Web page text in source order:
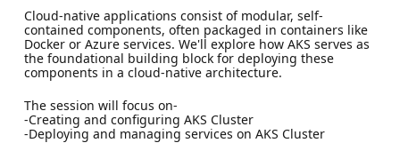
Cloud-native applications consist of modular, self-
contained components, often packaged in containers like
Docker or Azure services. We'll explore how AKS serves as
the foundational building block for deploying these
components in a cloud-native architecture.
The session will focus on-
-Creating and configuring AKS Cluster
-Deploying and managing services on AKS Cluster